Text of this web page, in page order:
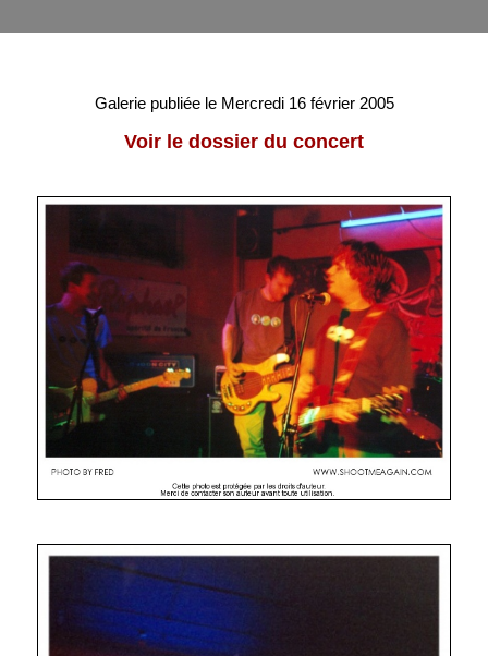
Galerie publiée le Mercredi 16 février 2005
Voir le dossier du concert